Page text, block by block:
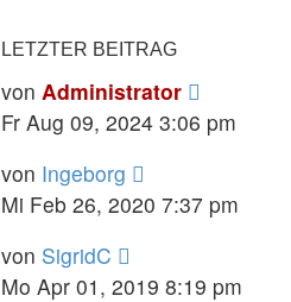
LETZTER BEITRAG
von Administrator
Fr Aug 09, 2024 3:06 pm
von Ingeborg
Mi Feb 26, 2020 7:37 pm
von SigridC
Mo Apr 01, 2019 8:19 pm